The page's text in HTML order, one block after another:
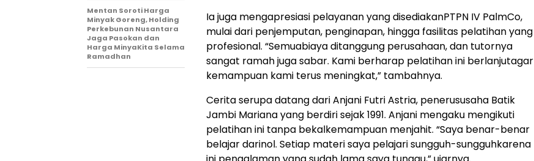
Iajuga mengapresiasi pelayananyangdisediakanPTPN IV PalmCo,
mulaidari penjemputan, penginapan, hingga fasilitas pelatihanyang
profesional. “Semuabiayaditanggung perusahaan, dan tutornya
sangat ramahjugasabar. Kami berharap pelatihanini berlanjutagar
kemampuan kami terus meningkat,” tambahnya.
CeritaserupadatangdariAnjani FutriAstria, penerususaha Batik
Jambi Mariana yang berdirisejak1991. Anjani mengaku mengikuti
pelatihanini tanpa bekalkemampuan menjahit. “Saya benar-benar
belajardarinol. Setiap materisaya pelajarisungguh-sungguhkarena
Mentan Soroti Harga
Minyak Goreng, Holding
Perkebunan Nusantara
Jaga Pasokan dan
Harga MinyaKita Selama
Ramadhan